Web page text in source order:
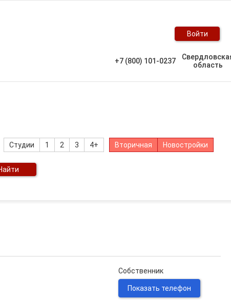
Войти
+7 (800) 101-0237
область
Студии 1 2 3 4+ Вторичная Новостройки
Собственник
Показать телефон